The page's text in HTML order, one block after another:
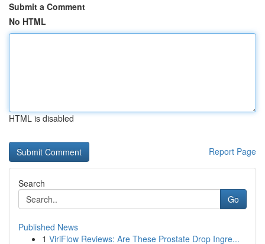
Submit a Comment
No HTML
HTML is disabled
Report Page
Search
Go
Published News
1 ViriFlow Reviews: Are These Prostate Drop Ingre...